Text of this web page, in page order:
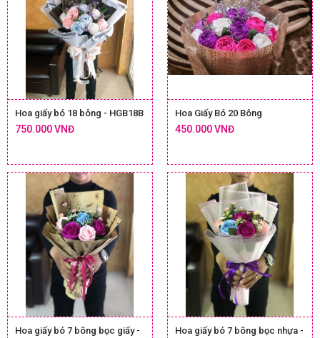
Hoa giấy bó 18 bông - HGB18B
750.000 VNĐ
Hoa Giấy Bó 20 Bông
450.000 VNĐ
Hoa giấy bó 7 bông bọc giấy -
Hoa giấy bó 7 bông bọc nhựa -